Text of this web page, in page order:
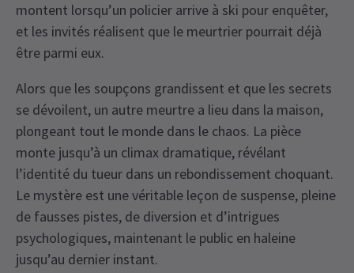
montent lorsqu’un policier arrive à ski pour enquêter,
et les invités réalisent que le meurtrier pourrait déjà
être parmi eux.
Alors que les soupçons grandissent et que les secrets
se dévoilent, un autre meurtre a lieu dans la maison,
plongeant tout le monde dans le chaos. La pièce
monte jusqu’à un climax dramatique, révélant
l’identité du tueur dans un rebondissement choquant.
Le mystère est une véritable leçon de suspense, pleine
de fausses pistes, de diversion et d’intrigues
psychologiques, maintenant le public en haleine
jusqu’au dernier instant.